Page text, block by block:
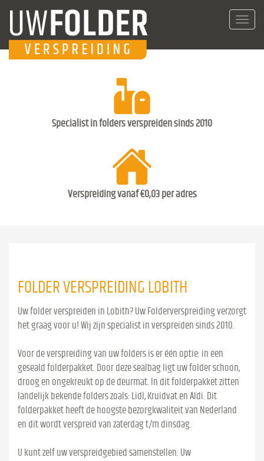
Specialist in folders verspreiden sinds 2010
Verspreiding vanaf €0,03 per adres
FOLDER VERSPREIDING LOBITH
Uw folder verspreiden in Lobith? Uw Folderverspreiding verzorgt
het graag voor u! Wij zijn specialist in verspreiden sinds 2010.
Voor de verspreiding van uw folders is er één optie: in een
geseald folderpakket. Door deze sealbag ligt uw folder schoon,
droog en ongekreukt op de deurmat. In dit folderpakket zitten
landelijk bekende folders zoals: Lidl, Kruidvat en Aldi. Dit
folderpakket heeft de hoogste bezorgkwaliteit van Nederland
en dit wordt verspreid van zaterdag t/m dinsdag.
U kunt zelf uw verspreidgebied samenstellen. Uw